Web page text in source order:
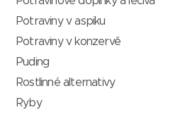
Potraviny v aspiku
Potraviny v konzervě
Puding
Rostlinné alternativy
Ryby